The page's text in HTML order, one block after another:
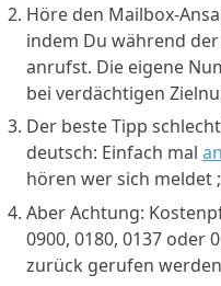
Höre den Mailbox-
indem Du während
anrufst. Die eigene
bei verdächtigen
Der beste Tipp
deutsch: Einfach mal
hören wer sich meldet
Aber Achtung:
0900, 0180, 0137 oder
zurück gerufen